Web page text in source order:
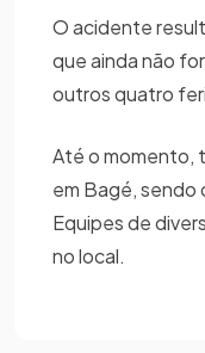
O acidente
que ainda não
outros quatro
Até o momento,
em Bagé, sendo
Equipes de
no local.